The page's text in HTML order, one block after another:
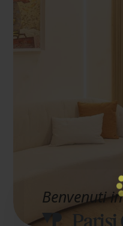
Benvenuti in